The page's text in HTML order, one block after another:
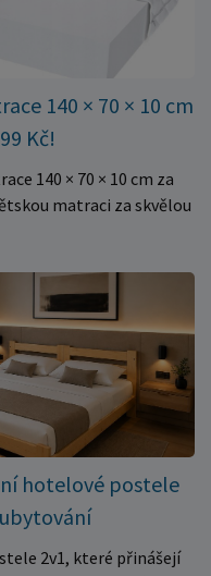
140 × 70 × 10 cm
Kč!
140 × 70 × 10 cm za
matraci za skvělou
spánek dítěte ✅
Výjimečně výhodná cena
nabídky a pořiďte
k nejvýhodnějším na
Nakupujte chytře a
hotelové postele
2v1, které přinášejí